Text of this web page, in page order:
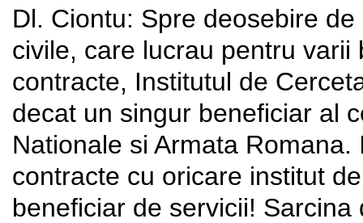
Dl. Ciontu: Spre deosebire
civile, care lucrau pentru
contracte, Institutul de
decat un singur beneficiar al
Nationale si Armata
contracte cu oricare institut
beneficiar de servicii!